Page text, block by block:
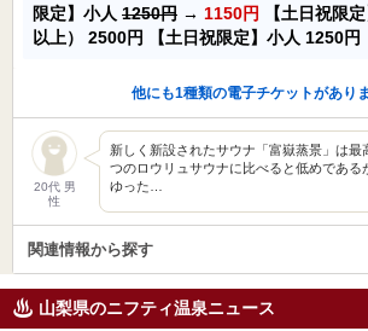
限定】小人 1250円 → 1150円
【土日祝限
以上） 2500円 【土日祝限定】小人 1250円
他にも1種類の電子チケットがあり
20代 男
性
新しく新設されたサウナ「富嶽蒸景」は最
つのロウリュサウナに比べると低めである
ゆった…
関連情報から探す
山梨県のニフティ温泉ニュース